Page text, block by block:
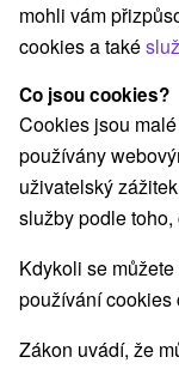
Všechny kategorie
Wellness pobyty
Romantické pobyty
Rodinné pobyty
Vyberte
Nejprodávanější
1.
mohli vám
cookies a také
Co jsou cookies?
Cookies jsou
používány
uživatelský
služby podle
Kdykoli se
používání cookies
Zákon uvádí, že